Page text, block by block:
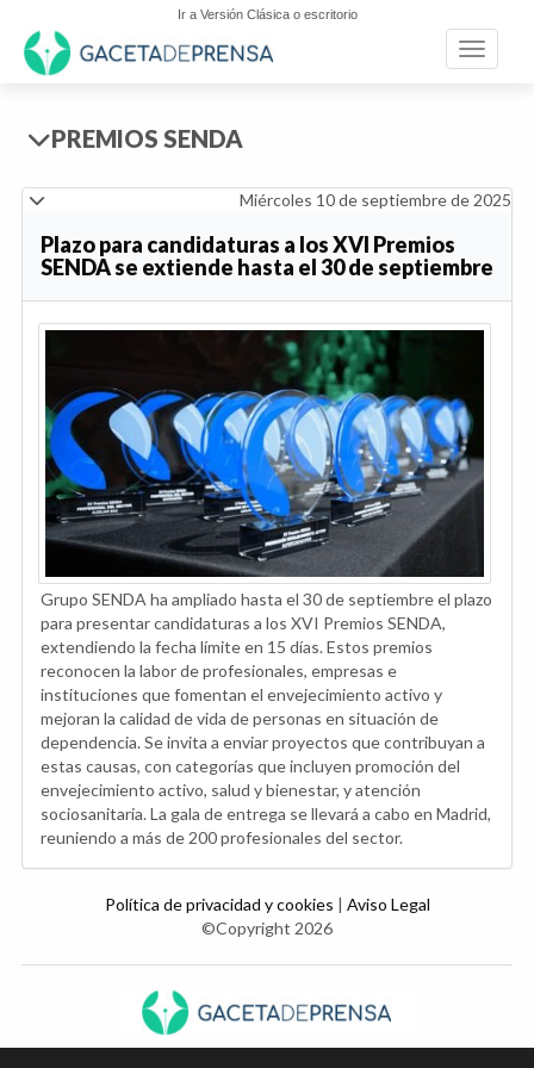
Ir a Versión Clásica o escritorio
Toggle
PREMIOS SENDA
Miércoles 10 de septiembre de 2025
Plazo para candidaturas a los XVI Premios
SENDA se extiende hasta el 30 de septiembre
Grupo SENDA ha ampliado hasta el 30 de septiembre el plazo
para presentar candidaturas a los XVI Premios SENDA,
extendiendo la fecha límite en 15 días. Estos premios
reconocen la labor de profesionales, empresas e
instituciones que fomentan el envejecimiento activo y
mejoran la calidad de vida de personas en situación de
dependencia. Se invita a enviar proyectos que contribuyan a
estas causas, con categorías que incluyen promoción del
envejecimiento activo, salud y bienestar, y atención
sociosanitaria. La gala de entrega se llevará a cabo en Madrid,
reuniendo a más de 200 profesionales del sector.
Política de privacidad y cookies | Aviso Legal
©Copyright 2026